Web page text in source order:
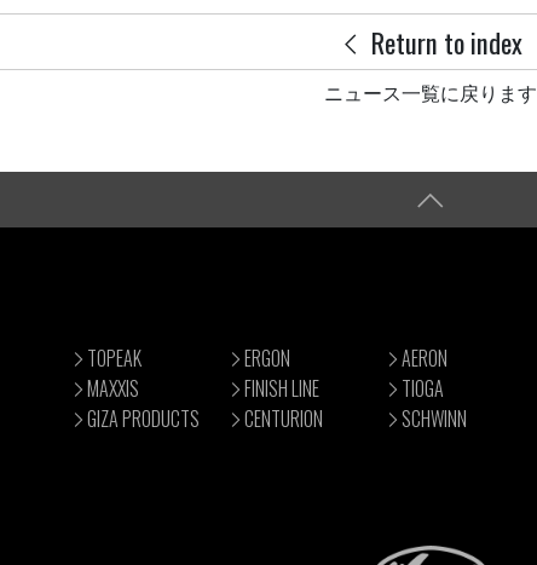
Return to index
ニュース一覧に戻ります
TOPEAK ERGON
AERON
MAXXIS FINISH LINE
TIOGA
GIZA PRODUCTS CENTURION
SCHWINN